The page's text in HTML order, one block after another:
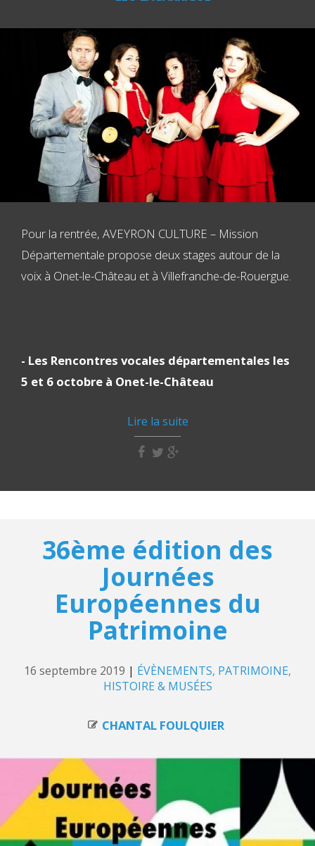
Pour la rentrée, AVEYRON CULTURE – Mission
Départementale propose deux stages autour de la
voix à Onet-le-Château et à Villefranche-de-Rouergue.
- Les Rencontres vocales départementales les
5 et 6 octobre à Onet-le-Château
Lire la suite
36ème édition des
Journées
Européennes du
Patrimoine
16 septembre 2019 | ÉVÈNEMENTS PATRIMOINE,
HISTOIRE & MUSÉES
CHANTAL FOULQUIER